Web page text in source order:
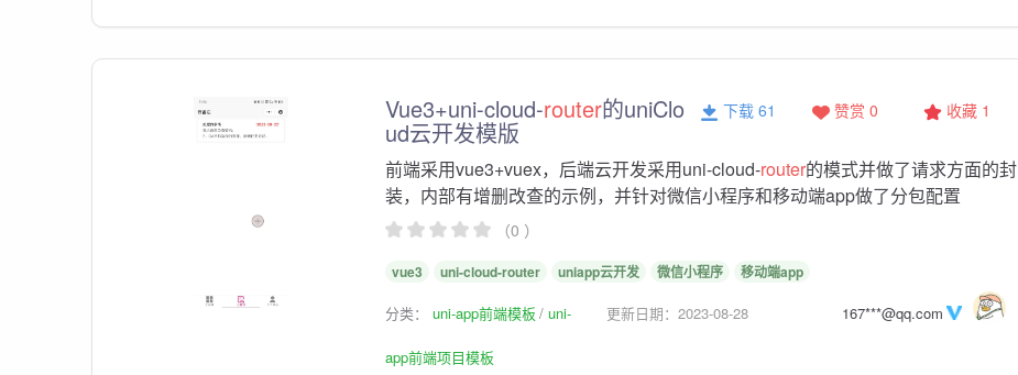
Vue3+uni-cloud-router的uniClo
ud云开发模版
收藏 1
赞赏 0
下载 61
前端采用vue3+vuex，后端云开发采用uni-cloud-router的模式并做了请求方面的封
装，内部有增删改查的示例，并针对微信小程序和移动端app做了分包配置
（0 ）
vue3 uni-cloud-router uniapp云开发 微信小程序 移动端app
分类： uni-app前端模板 uni-
app前端项目模板
更新日期：2023-08-28 167***@qq.com